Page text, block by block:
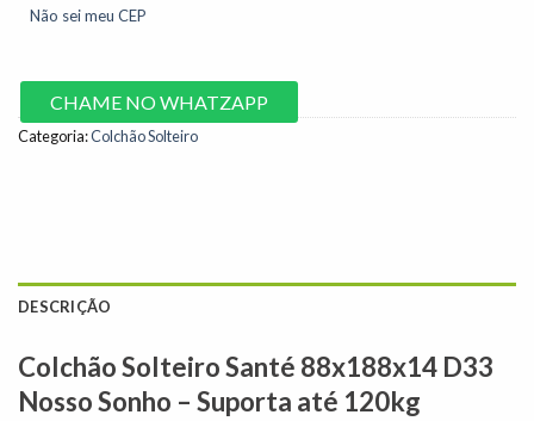
Não sei meu CEP
CHAME NO WHATZAPP
Categoria:Colchão Solteiro
DESCRIÇÃO
Colchão Solteiro Santé 88x188x14 D33
Nosso Sonho – Suporta até 120kg